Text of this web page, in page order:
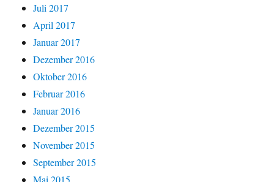
Juli 2017
April 2017
Januar 2017
Dezember 2016
Oktober 2016
Februar 2016
Januar 2016
Dezember 2015
November 2015
September 2015
Mai 2015